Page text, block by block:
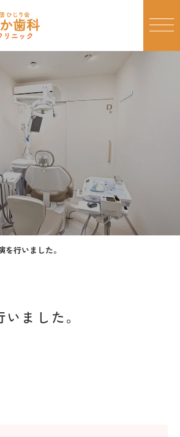
を行いました。
ました。